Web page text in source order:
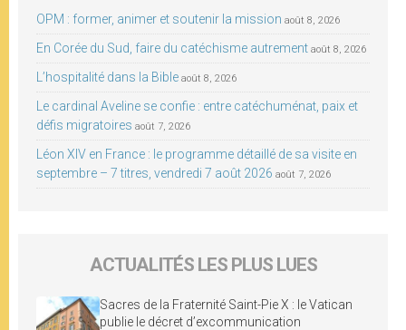
OPM : former, animer et soutenir la mission août 8, 2026
En Corée du Sud, faire du catéchisme autrement août 8, 2026
L’hospitalité dans la Bible août 8, 2026
Le cardinal Aveline se confie : entre catéchuménat, paix et
défis migratoires août 7, 2026
Léon XIV en France : le programme détaillé de sa visite en
septembre – 7 titres, vendredi 7 août 2026 août 7, 2026
ACTUALITÉS LES PLUS LUES
Sacres de la Fraternité Saint-Pie X : le Vatican
publie le décret d’excommunication